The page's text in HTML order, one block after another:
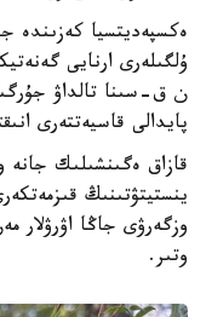
ەكسپەديتسيا كەزىندە
ۇلگىلەرى ارنايى
ن ق-سىنا تالداۋ
پايدالى قاسيەتتەرى
قازاق ەگىنشىلىك
ينستيتۋتىنىڭ
وزگەرۋى جاڭا اۋرۋلار
وتىر.